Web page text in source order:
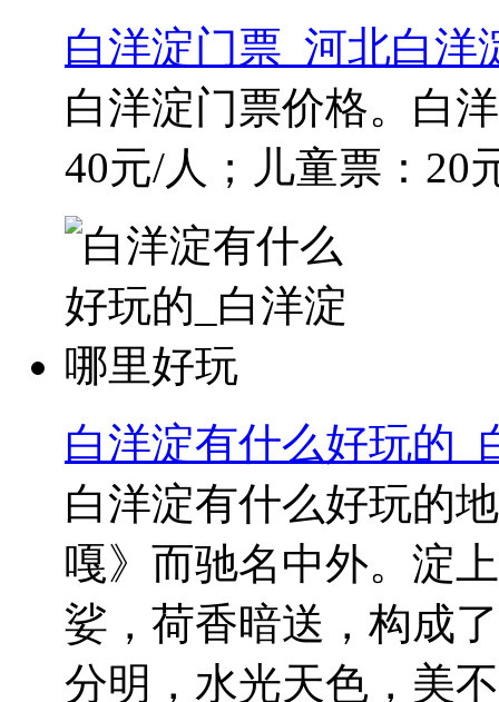
白洋淀门票_河北白洋
白洋淀门票价格。白
40元/人；儿童票：20
白洋淀有什么好玩的_
白洋淀有什么好玩的
嘎》而驰名中外。淀
娑，荷香暗送，构成
分明，水光天色，美